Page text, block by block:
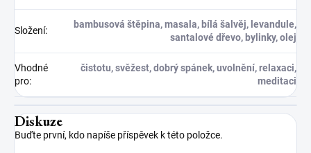
Složení:
bambusová štěpina, masala, bílá šalvěj, levandule,
santalové dřevo, bylinky, olej
Vhodné
pro:
čistotu, svěžest, dobrý spánek, uvolnění, relaxaci,
meditaci
Diskuze
Buďte první, kdo napíše příspěvek k této položce.